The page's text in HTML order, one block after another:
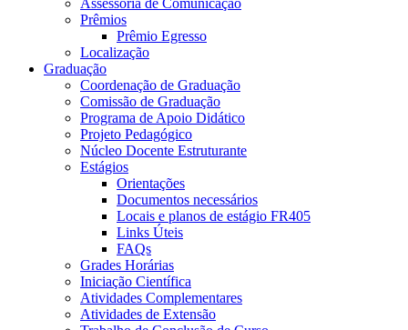
Assessoria de Comunicação
Prêmios
Prêmio Egresso
Localização
Graduação
Coordenação de Graduação
Comissão de Graduação
Programa de Apoio Didático
Projeto Pedagógico
Núcleo Docente Estruturante
Estágios
Orientações
Documentos necessários
Locais e planos de estágio FR405
Links Úteis
FAQs
Grades Horárias
Iniciação Científica
Atividades Complementares
Atividades de Extensão